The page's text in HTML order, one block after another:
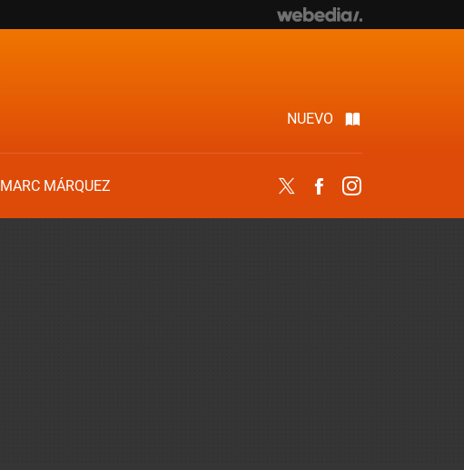
NUEVO
MARC MÁRQUEZ
Twitter Facebook